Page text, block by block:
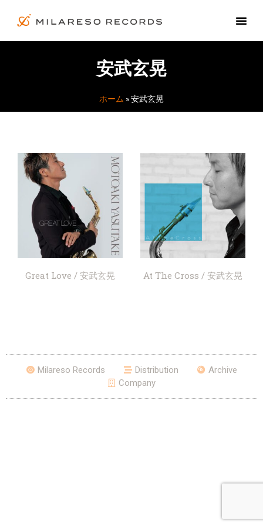
安武玄晃
ホーム »安武玄晃
Great Love / 安武玄晃 At The Cross / 安武玄晃
Milareso Records Distribution
Archive
Company